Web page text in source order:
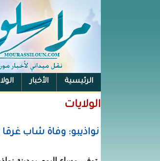
الرئيسية الأخبار
الفيس بوك
الولايات
نواذيبو: وفاة شاب